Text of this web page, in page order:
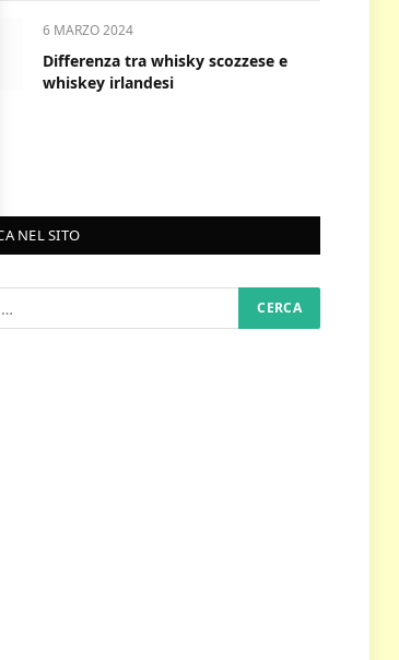
6 MARZO 2024
Differenza tra whisky scozzese e
whiskey irlandesi
NEL SITO